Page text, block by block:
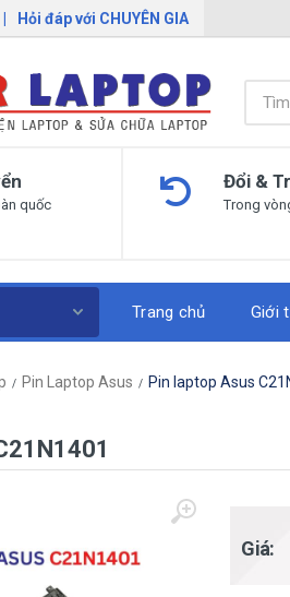
| Hỏi đáp với CHUYÊN GIA
quốc
Đổi &
Trong
Trang chủ Giới
Pin Laptop Asus Pin laptop Asus
Giá: